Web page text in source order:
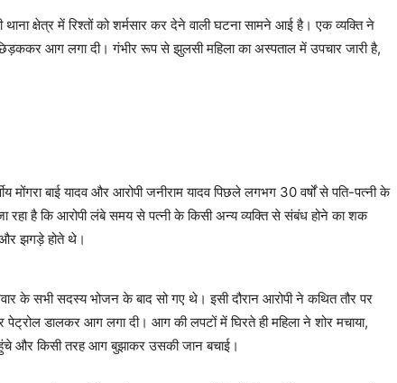
क्षेत्र में रिश्तों को शर्मसार कर देने वाली घटना सामने आई है। एक व्यक्ति ने
आग लगा दी। गंभीर रूप से झुलसी महिला का अस्पताल में उपचार जारी है,
मोंगरा बाई यादव और आरोपी जनीराम यादव पिछले लगभग 30 वर्षों से पति-पत्नी के
है कि आरोपी लंबे समय से पत्नी के किसी अन्य व्यक्ति से संबंध होने का शक
झगड़े होते थे।
के सभी सदस्य भोजन के बाद सो गए थे। इसी दौरान आरोपी ने कथित तौर पर
डालकर आग लगा दी। आग की लपटों में घिरते ही महिला ने शोर मचाया,
और किसी तरह आग बुझाकर उसकी जान बचाई।